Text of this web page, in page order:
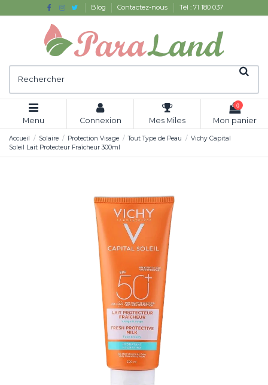
Blog Contactez-nous Tél : 71 180 037
Menu Connexion Mes Miles
0
Mon panier
Accueil Solaire Protection Visage Tout Type de Peau
Vichy Capital
Soleil Lait Protecteur Fraîcheur 300ml